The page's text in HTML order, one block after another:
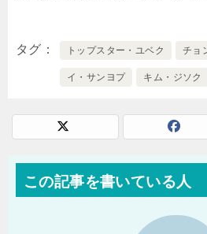
タグ トップスター・ユベク チョ
イ・サンヨプ キム・ジソク
この記事を書いている人